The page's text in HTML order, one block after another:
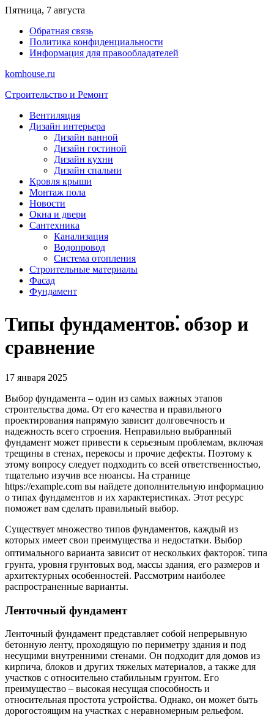
Перейти
содержимому
Пятница, 7 августа
Обратная связь
Политика конфиденциальности
Информация для правообладателей
komhouse.ru
Строительство и Ремонт
Вентиляция
Дизайн интерьера
Дизайн ванной
Дизайн гостиной
Дизайн кухни
Дизайн спальни
Кровля крыши
Монтаж пола
Новости
Окна и двери
Сантехника
Канализация
Водопровод
Система отопления
Строительные материалы
Фасад
Фундамент
Типы фундаментов⁚ обзор и
сравнение
17 января 2025
Выбор фундамента – один из самых важных этапов
строительства дома. От его качества и правильного
проектирования напрямую зависит долговечность и
надежность всего строения. Неправильно выбранный
фундамент может привести к серьезным проблемам, включая
трещины в стенах, перекосы и прочие дефекты. Поэтому к
этому вопросу следует подходить со всей ответственностью,
тщательно изучив все нюансы. На странице
https://example.com вы найдете дополнительную информацию
о типах фундаментов и их характеристиках. Этот ресурс
поможет вам сделать правильный выбор.
Существует множество типов фундаментов, каждый из
которых имеет свои преимущества и недостатки. Выбор
оптимального варианта зависит от нескольких факторов⁚ типа
грунта, уровня грунтовых вод, массы здания, его размеров и
архитектурных особенностей. Рассмотрим наиболее
распространенные варианты.
Ленточный фундамент
Ленточный фундамент представляет собой непрерывную
бетонную ленту, проходящую по периметру здания и под
несущими внутренними стенами. Он подходит для домов из
кирпича, блоков и других тяжелых материалов, а также для
участков с относительно стабильным грунтом. Его
преимущество – высокая несущая способность и
относительная простота устройства. Однако, он может быть
дорогостоящим на участках с неравномерным рельефом.